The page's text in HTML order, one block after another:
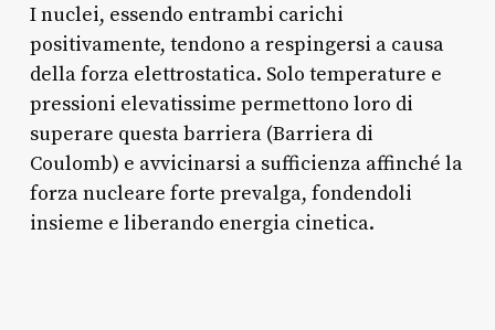
I nuclei, essendo entrambi carichi
positivamente, tendono a respingersi a causa
della forza elettrostatica. Solo temperature e
pressioni elevatissime permettono loro di
superare questa barriera (Barriera di
Coulomb) e avvicinarsi a sufficienza affinché la
forza nucleare forte prevalga, fondendoli
insieme e liberando energia cinetica.